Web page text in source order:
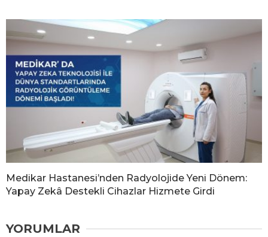
Medikar Hastanesi’nden Radyolojide Yeni Dönem:
Yapay Zekâ Destekli Cihazlar Hizmete Girdi
YORUMLAR